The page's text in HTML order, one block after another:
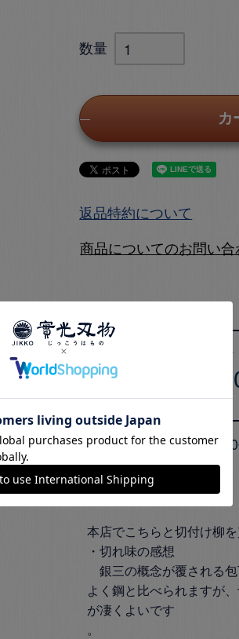
カ
返品特約について
商品についてのお問い
段床 勲 5 大阪府
投稿日
2024/09/18
本店でこちらと切付け柳
・切れ味の感想
銀三の概念が覆される
よく鋼と比べられますが
が凄くよいです
。